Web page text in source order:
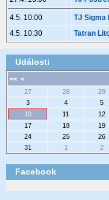
4.5. 10:00
TJ Sigma
4.5. 10:30
Tatran
Události
<< <
27
28 29
3
4 5
10
11 12
17
18 19
24
25 26
31
1 2
Facebook